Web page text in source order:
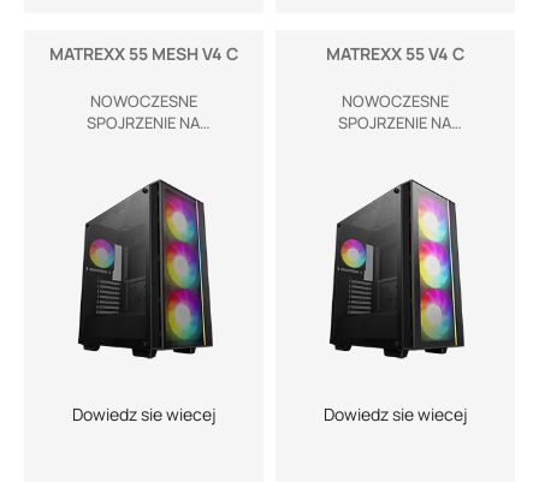
MATREXX 55 MESH V4 C
NOWOCZESNE
SPOJRZENIE NA
Dowiedz sie wiecej
MATREXX 55 V4 C
NOWOCZESNE
SPOJRZENIE NA
Dowiedz sie wiecej